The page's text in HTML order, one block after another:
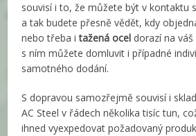
souvisí i to, že můžete být v kontaktu
a tak budete přesně vědět, kdy
nebo třeba itažená ocel dorazí na
s ním můžete domluvit i případné
samotného dodání.
S dopravou samozřejmě souvisí i
AC Steel v řádech několika tisíc tun,
ihned vyexpedovat požadovaný